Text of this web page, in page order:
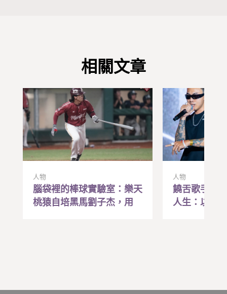
相關文章
人物
腦袋裡的棒球實驗室：樂天
桃猿自培黑馬劉子杰，用
人物
饒舌歌手Lizi
人生：以前